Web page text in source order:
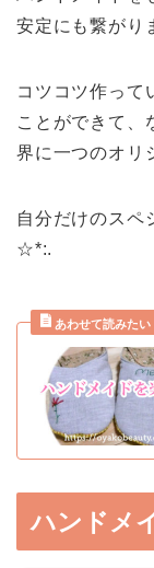
安定にも繋がり
コツコツ作って
ことができて、
界に一つのオリ
自分だけのスペ
☆*:.
ハンドメ